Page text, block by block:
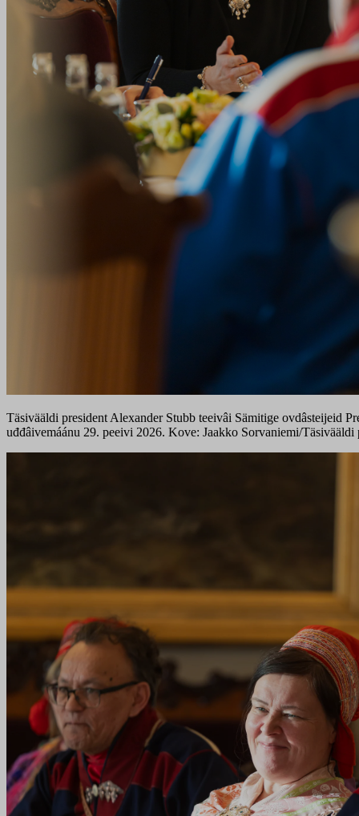
Täsivääldi president Alexander Stubb teeivâi Sämitige ovdâsteijeid
uđđâivemáánu 29. peeivi 2026. Kove: Jaakko Sorvaniemi/Täsivääldi